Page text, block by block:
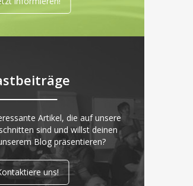
Artikel, die auf unsere
sind und willst deinen
Blog präsentieren?
uns!